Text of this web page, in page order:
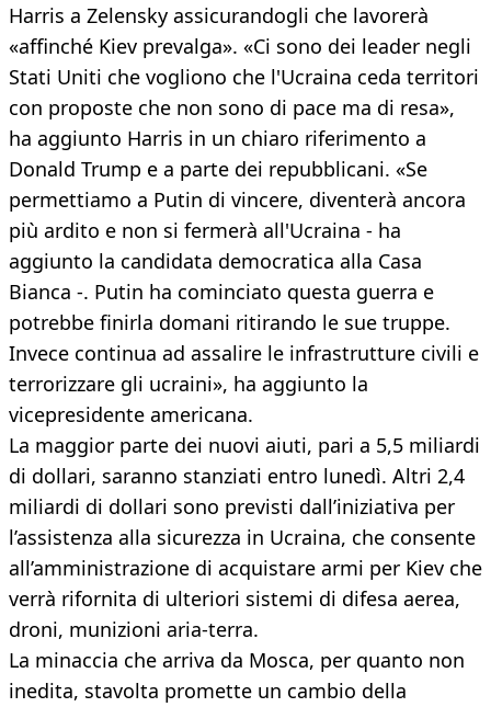
Harris a Zelensky assicurandogli che lavorerà
«affinché Kiev prevalga». «Ci sono dei leader negli
Stati Uniti che vogliono che l'Ucraina ceda territori
con proposte che non sono di pace ma di resa»,
ha aggiunto Harris in un chiaro riferimento a
Donald Trump e a parte dei repubblicani. «Se
permettiamo a Putin di vincere, diventerà ancora
più ardito e non si fermerà all'Ucraina - ha
aggiunto la candidata democratica alla Casa
Bianca -. Putin ha cominciato questa guerra e
potrebbe finirla domani ritirando le sue truppe.
Invece continua ad assalire le infrastrutture civili e
terrorizzare gli ucraini», ha aggiunto la
vicepresidente americana.
La maggior parte dei nuovi aiuti, pari a 5,5 miliardi
di dollari, saranno stanziati entro lunedì. Altri 2,4
miliardi di dollari sono previsti dall’iniziativa per
l’assistenza alla sicurezza in Ucraina, che consente
all’amministrazione di acquistare armi per Kiev che
verrà rifornita di ulteriori sistemi di difesa aerea,
droni, munizioni aria-terra.
La minaccia che arriva da Mosca, per quanto non
inedita, stavolta promette un cambio della